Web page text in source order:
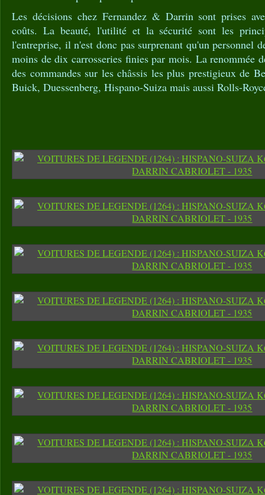
Les décisions chez Fernandez & Darrin sont prises
coûts. La beauté, l'utilité et la sécurité sont les
l'entreprise, il n'est donc pas surprenant qu'un personnel
moins de dix carrosseries finies par mois. La renommée
des commandes sur les châssis les plus prestigieux de
Buick, Duessenberg, Hispano-Suiza mais aussi Rolls-